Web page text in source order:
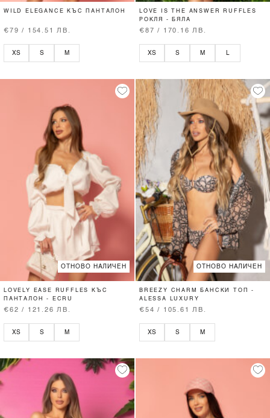
WILD ELEGANCE КЪС ПАНТАЛОН
€79 / 154.51 ЛВ.
XS S M
LOVE IS THE ANSWER RUFFLES
РОКЛЯ - БЯЛА
€87 / 170.16 ЛВ.
XS S M L
ОТНОВО НАЛИЧЕН
LOVELY EASE RUFFLES КЪС
ПАНТАЛОН - ECRU
€62 / 121.26 ЛВ.
XS S M
ОТНОВО НАЛИЧЕН
BREEZY CHARM БАНСКИ ТОП -
ALESSA LUXURY
€54 / 105.61 ЛВ.
XS S M